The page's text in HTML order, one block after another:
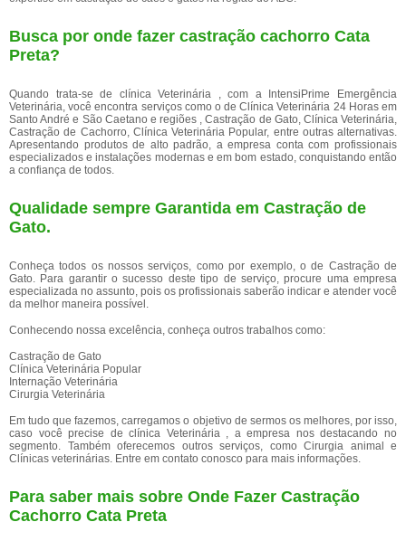
Busca por onde fazer castração cachorro Cata
Preta?
Quando trata-se de clínica Veterinária , com a IntensiPrime Emergência
Veterinária, você encontra serviços como o de Clínica Veterinária 24 Horas em
Santo André e São Caetano e regiões , Castração de Gato, Clínica Veterinária,
Castração de Cachorro, Clínica Veterinária Popular, entre outras alternativas.
Apresentando produtos de alto padrão, a empresa conta com profissionais
especializados e instalações modernas e em bom estado, conquistando então
a confiança de todos.
Qualidade sempre Garantida em Castração de
Gato.
Conheça todos os nossos serviços, como por exemplo, o de Castração de
Gato. Para garantir o sucesso deste tipo de serviço, procure uma empresa
especializada no assunto, pois os profissionais saberão indicar e atender você
da melhor maneira possível.
Conhecendo nossa excelência, conheça outros trabalhos como:
Castração de Gato
Clínica Veterinária Popular
Internação Veterinária
Cirurgia Veterinária
Em tudo que fazemos, carregamos o objetivo de sermos os melhores, por isso,
caso você precise de clínica Veterinária , a empresa nos destacando no
segmento. Também oferecemos outros serviços, como Cirurgia animal e
Clínicas veterinárias. Entre em contato conosco para mais informações.
Para saber mais sobre Onde Fazer Castração
Cachorro Cata Preta